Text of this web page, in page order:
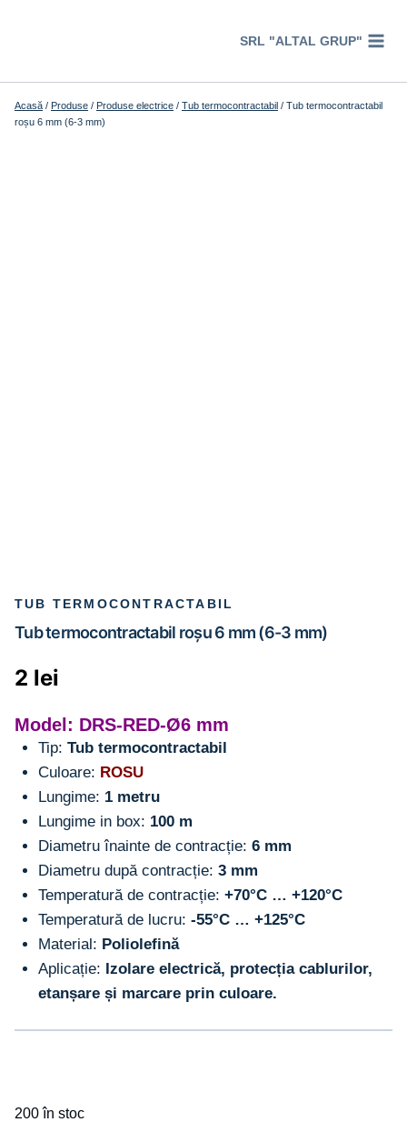
SRL "ALTAL GRUP"
Acasă / Produse / Produse electrice / Tub termocontractabil / Tub termocontractabil
roșu 6 mm (6-3 mm)
TUB TERMOCONTRACTABIL
Tub termocontractabil roșu 6 mm (6-3 mm)
2 lei
Model: DRS-RED-Ø6 mm
Tip: Tub termocontractabil
Culoare: ROSU
Lungime: 1 metru
Lungime in box: 100 m
Diametru înainte de contracție: 6 mm
Diametru după contracție: 3 mm
Temperatură de contracție: +70°C … +120°C
Temperatură de lucru: -55°C … +125°C
Material: Poliolefină
Aplicație: Izolare electrică, protecția cablurilor,
etanșare și marcare prin culoare.
200 în stoc